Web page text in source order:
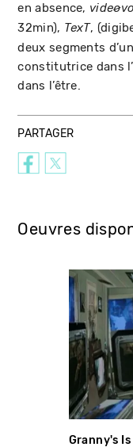
en absence,
32min), TexT,
deux segments
constitutrice dans
dans l’être.
PARTAGER
Oeuvres
Granny's Is